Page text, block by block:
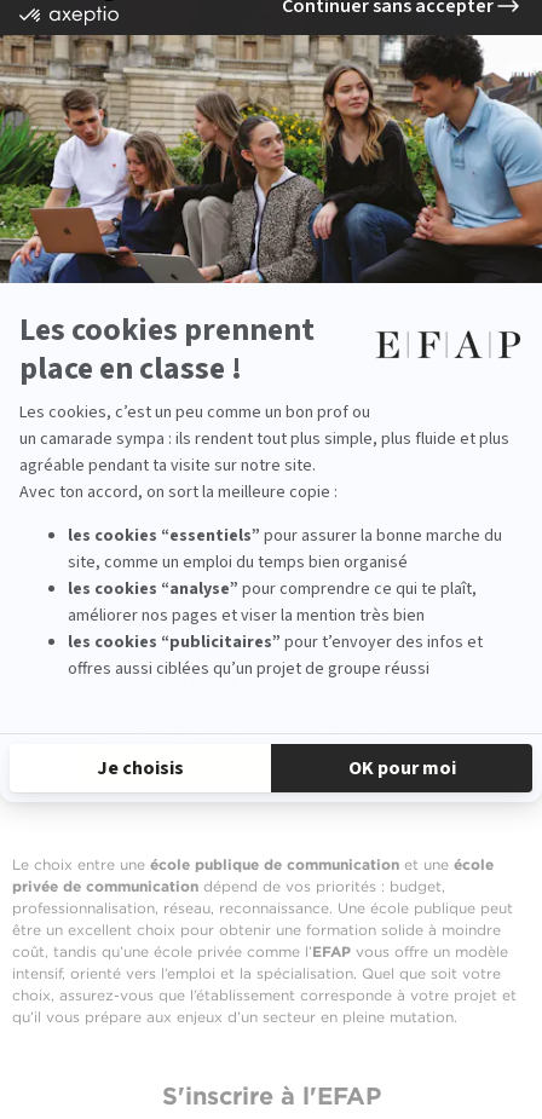
L’EFAP offre à ses étudiants la possibilité de
réaliser unstage rémunéré chaque année
, leur
permettant ainsi de limiter leurs dépenses liées
aux études. De plus, à partir de la 4e année,
alternance : ils bénéficient ainsi d’un salaire et
d’une prise en charge de leurs frais de
scolarité par les OPCO. Grâce à la qualité de la
de l’EFAP bénéficient d’unexcellent taux
d’insertionet peuvent prétendre à des salaires
attractifs dès leurs premiers postes.
« Superbe école ! L’enseignement est de
bonne. Le fait que les professeurs soient des
professionnels permet de s’immerger plus
facilement dans le monde du travail. Je la
recommande vivement. »
— Méloë, étudiante EFAP, Campus de
Bordeaux.
école privée de communication
Le choix entre une école publique de communication et une école
privée de communication dépend de vos priorités : budget,
professionnalisation, réseau, reconnaissance. Une école publique peut
être un excellent choix pour obtenir une formation solide à moindre
coût, tandis qu’une école privée comme l’EFAP vous offre un modèle
intensif, orienté vers l’emploi et la spécialisation. Quel que soit votre
choix, assurez-vous que l’établissement corresponde à votre projet et
qu’il vous prépare aux enjeux d’un secteur en pleine mutation.
S'inscrire à l'EFAP